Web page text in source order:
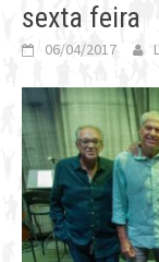
sexta feira
06/04/2017